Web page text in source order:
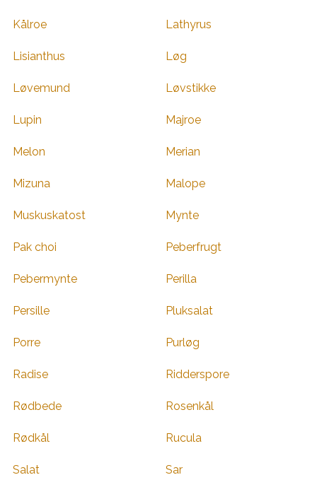
Kålroe Lathyrus
Lisianthus Løg
Løvemund Løvstikke
Lupin Majroe
Melon Merian
Mizuna Malope
Muskuskatost Mynte
Pak choi Peberfrugt
Pebermynte Perilla
Persille Pluksalat
Porre Purløg
Radise Ridderspore
Rødbede Rosenkål
Rødkål Rucula
Salat Sar